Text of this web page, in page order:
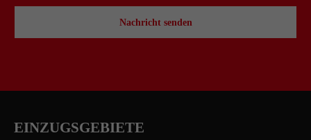
Nachricht senden
EINZUGSGEBIETE